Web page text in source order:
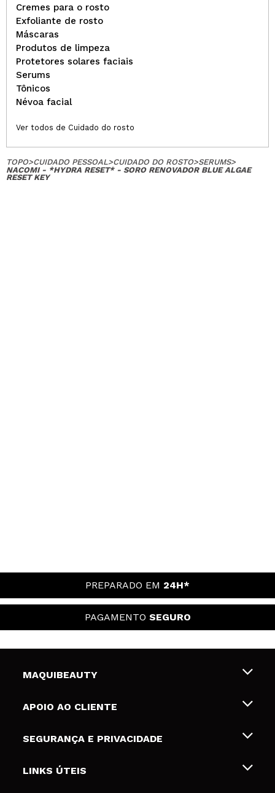
Cremes para o rosto
Exfoliante de rosto
Máscaras
Produtos de limpeza
Protetores solares faciais
Serums
Tônicos
Névoa facial
Ver todos de Cuidado do rosto
TOPO>CUIDADO PESSOAL>CUIDADO DO ROSTO>SERUMS>
NACOMI - *HYDRA RESET* - SORO RENOVADOR BLUE ALGAE
RESET KEY
PREPARADO EM 24H*
PAGAMENTO SEGURO
MAQUIBEAUTY
Sobre nós
Gift Cards
APOIO AO CLIENTE
Envios e Devoluções
Formas de pagamento
SEGURANÇA E PRIVACIDADE
Termos e Privacidade
LINKS ÚTEIS